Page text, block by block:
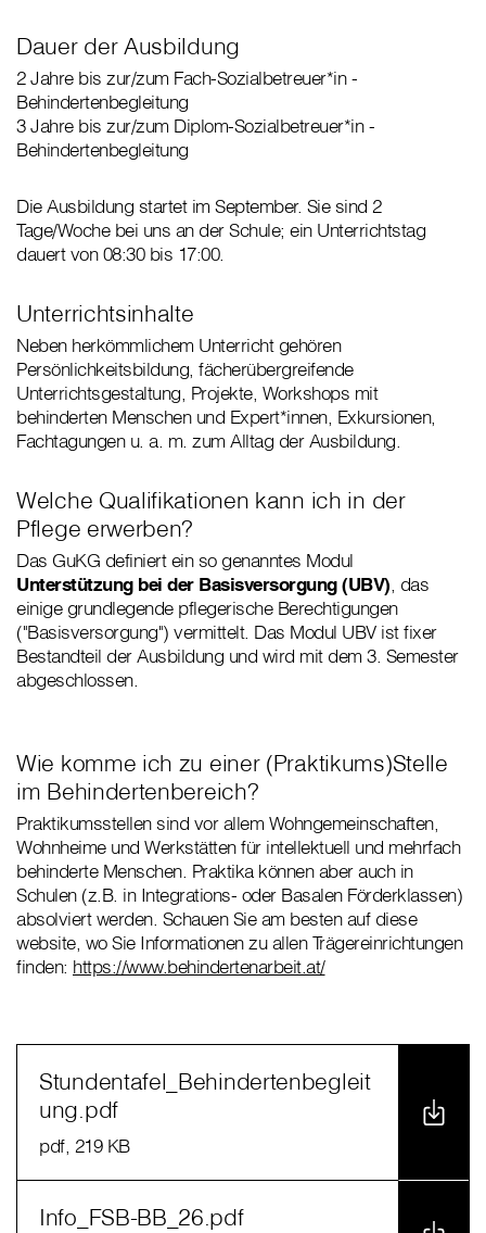
Dauer der Ausbildung
2 Jahre bis zur/zum Fach-Sozialbetreuer*in -
Behindertenbegleitung
3 Jahre bis zur/zum Diplom-Sozialbetreuer*in -
Behindertenbegleitung
Die Ausbildung startet im September. Sie sind 2
Tage/Woche bei uns an der Schule; ein Unterrichtstag
dauert von 08:30 bis 17:00.
Unterrichtsinhalte
Neben herkömmlichem Unterricht gehören
Persönlichkeitsbildung, fächerübergreifende
Unterrichtsgestaltung, Projekte, Workshops mit
behinderten Menschen und Expert*innen, Exkursionen,
Fachtagungen u. a. m. zum Alltag der Ausbildung.
Welche Qualifikationen kann ich in der
Pflege erwerben?
Das GuKG definiert ein so genanntes Modul
Unterstützung bei der Basisversorgung (UBV), das
einige grundlegende pflegerische Berechtigungen
("Basisversorgung") vermittelt. Das Modul UBV ist fixer
Bestandteil der Ausbildung und wird mit dem 3. Semester
abgeschlossen.
Wie komme ich zu einer (Praktikums)Stelle
im Behindertenbereich?
Praktikumsstellen sind vor allem Wohngemeinschaften,
Wohnheime und Werkstätten für intellektuell und mehrfach
behinderte Menschen. Praktika können aber auch in
Schulen (z.B. in Integrations- oder Basalen Förderklassen)
absolviert werden. Schauen Sie am besten auf diese
website, wo Sie Informationen zu allen Trägereinrichtungen
finden: https://www.behindertenarbeit.at/
Stundentafel_Behindertenbegleit
ung.pdf
pdf, 219 KB
Info_FSB-BB_26.pdf